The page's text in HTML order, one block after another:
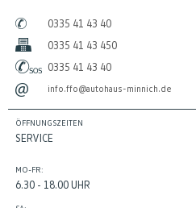
0335 41 43 40
0335 41 43 450
0335 41 43 40
info.ffo@autohaus-minnich.de
ÖFFNUNGSZEITEN
SERVICE
MO-FR:
6.30 - 18.00 UHR